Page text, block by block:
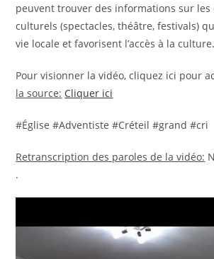
peuvent trouver des informations sur les
culturels (spectacles, théâtre, festivals)
vie locale et favorisent l’accès à la culture.
Pour visionner la vidéo, cliquez ici pour
la source: Cliquer ici
#Église #Adventiste #Créteil #grand #cri
Retranscription des paroles de la vidéo:
.